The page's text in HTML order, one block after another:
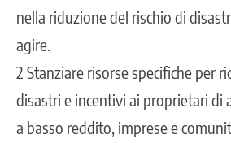
nella riduzione del rischio di
agire.
2 Stanziare risorse specifiche per
disastri e incentivi ai proprietari di
a basso reddito, imprese e